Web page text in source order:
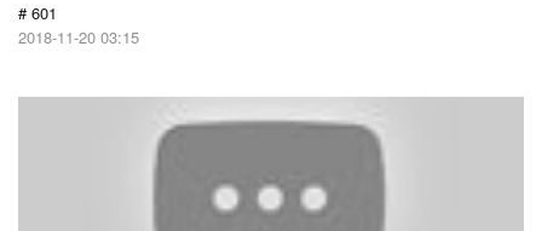
# 601
2018-11-20 03:15